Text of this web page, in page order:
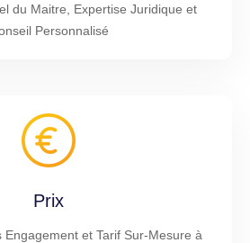
du Maitre, Expertise Juridique et
Personnalisé
Prix
Engagement et Tarif Sur-Mesure à